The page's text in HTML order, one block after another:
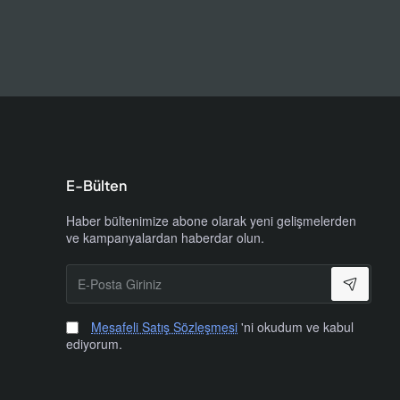
E-Bülten
Haber bültenimize abone olarak yeni gelişmelerden
ve kampanyalardan haberdar olun.
E-
Posta
Giriniz
Mesafeli Satış Sözleşmesi 'ni okudum ve kabul
ediyorum.